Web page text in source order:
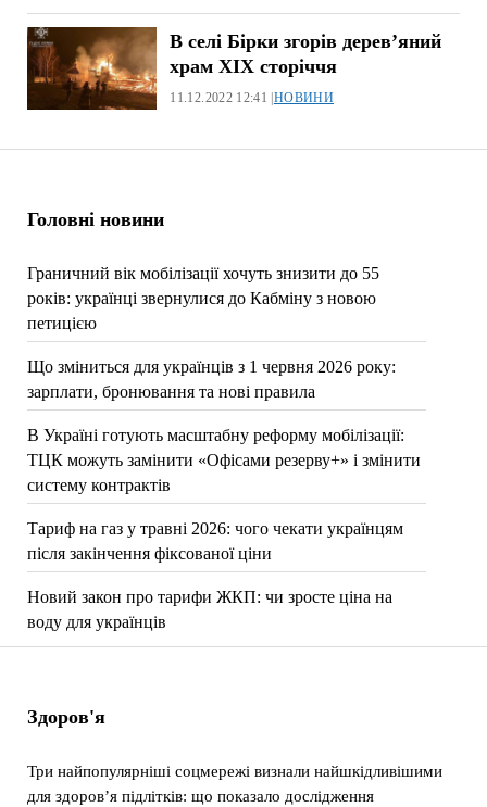
Головні новини
Граничний вік мобілізації хочуть знизити до 55
років: українці звернулися до Кабміну з новою
петицією
Що зміниться для українців з 1 червня 2026 року:
зарплати, бронювання та нові правила
В Україні готують масштабну реформу мобілізації:
ТЦК можуть замінити «Офісами резерву+» і змінити
систему контрактів
Тариф на газ у травні 2026: чого чекати українцям
після закінчення фіксованої ціни
Новий закон про тарифи ЖКП: чи зросте ціна на
воду для українців
В селі Бірки згорів дерев’яний
храм ХІХ сторіччя
11.12.2022 12:41 | НОВИНИ
Здоров'я
Три найпопулярніші соцмережі визнали найшкідливішими
для здоров’я підлітків: що показало дослідження